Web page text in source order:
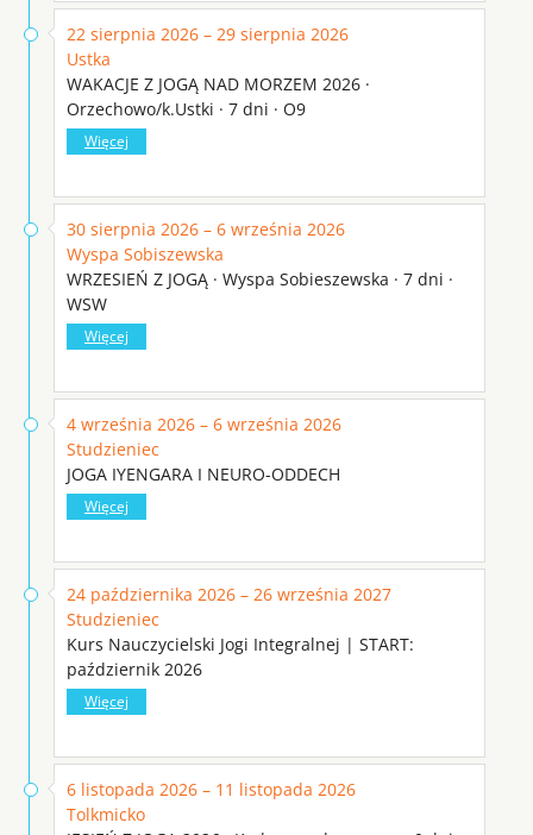
22 sierpnia 2026 – 29 sierpnia 2026
Ustka
WAKACJE Z JOGĄ NAD MORZEM 2026 ·
Orzechowo/k.Ustki · 7 dni · O9
Więcej
30 sierpnia 2026 – 6 września 2026
Wyspa Sobiszewska
WRZESIEŃ Z JOGĄ · Wyspa Sobieszewska · 7 dni ·
WSW
Więcej
4 września 2026 – 6 września 2026
Studzieniec
JOGA IYENGARA I NEURO-ODDECH
Więcej
24 października 2026 – 26 września 2027
Studzieniec
Kurs Nauczycielski Jogi Integralnej | START:
październik 2026
Więcej
6 listopada 2026 – 11 listopada 2026
Tolkmicko